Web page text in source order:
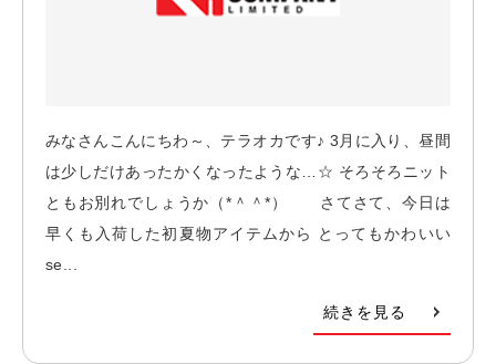
みなさんこんにちわ～、テラオカです♪ 3月に入り、昼間
は少しだけあったかくなったような…☆ そろそろニット
ともお別れでしょうか（*＾＾*） さてさて、今日は
早くも入荷した初夏物アイテムから とってもかわいい
se...
続きを見る